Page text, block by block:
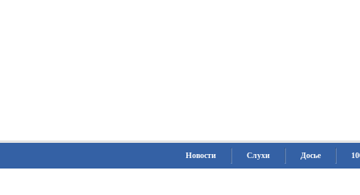
Новости Слухи Досье